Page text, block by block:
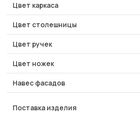
Цвет каркаса
Цвет столешницы
Цвет ручек
Цвет ножек
Навес фасадов
Поставка изделия